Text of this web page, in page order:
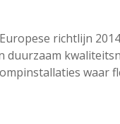
richtlijn
duurzaam
waar